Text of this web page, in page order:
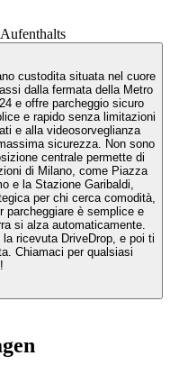
custodita situata nel cuore
dalla fermata della Metro
e offre parcheggio sicuro
e rapido senza limitazioni
e alla videosorveglianza
sicurezza. Non sono
centrale permette di
di Milano, come Piazza
e la Stazione Garibaldi,
per chi cerca comodità,
si alza automaticamente.
ricevuta DriveDrop, e poi ti